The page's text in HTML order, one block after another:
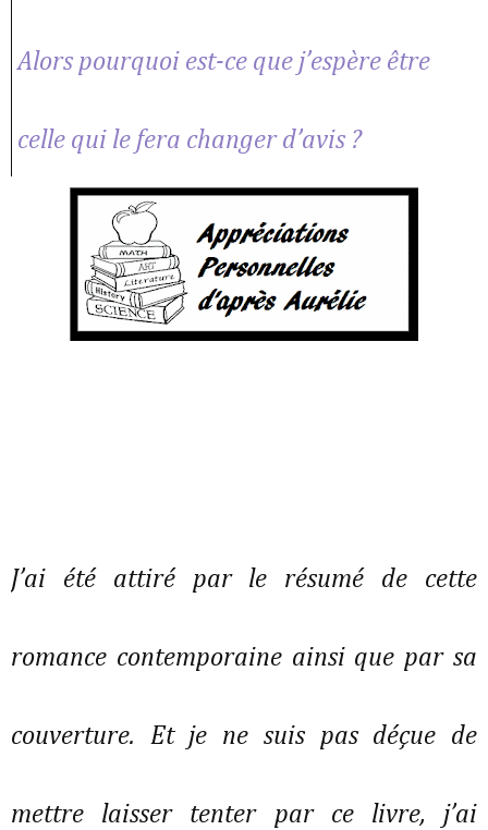
Alors pourquoi est-ce que j’espère être
celle qui le fera changer d’avis ?
J’ai été attiré par le résumé de cette
romance contemporaine ainsi que par sa
couverture. Et je ne suis pas déçue de
mettre laisser tenter par ce livre, j’ai